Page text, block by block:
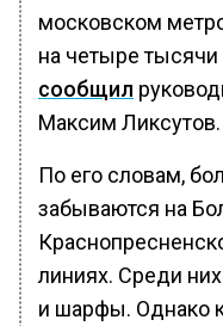
московском
на четыре
сообщил
Максим Ликсутов.
По его словам,
забываются на
линиях. Среди
и шарфы. Однако